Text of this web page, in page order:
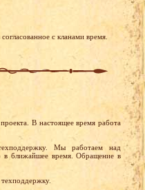
с кланами время.
В настоящее время работа
Мы работаем над
в ближайшее время. Обращение в